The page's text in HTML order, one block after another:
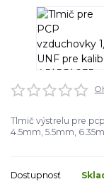
Tlmič výstrelu pre
4.5mm, 5.5mm,
Dostupnosť